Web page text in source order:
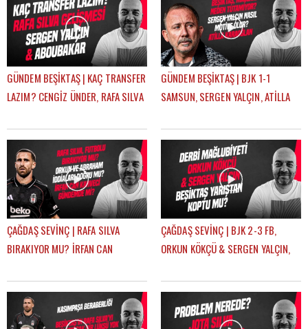
GÜNDEM BEŞİKTAŞ | KAÇ TRANSFER
LAZIM? CENGİZ ÜNDER, RAFA SILVA
SEVİNÇ
GÜNDEM BEŞİKTAŞ | BJK 1-1
SAMSUN, SERGEN YALÇIN, ATİLLA
ÇAĞDAŞ SEVİNÇ
ÇAĞDAŞ SEVİNÇ | RAFA SILVA
BIRAKIYOR MU? İRFAN CAN
| GÜNDEM BEŞİKTAŞ
ÇAĞDAŞ SEVİNÇ | BJK 2-3 FB,
ORKUN KÖKÇÜ & SERGEN YALÇIN,
GÜNDEM BEŞİKTAŞ